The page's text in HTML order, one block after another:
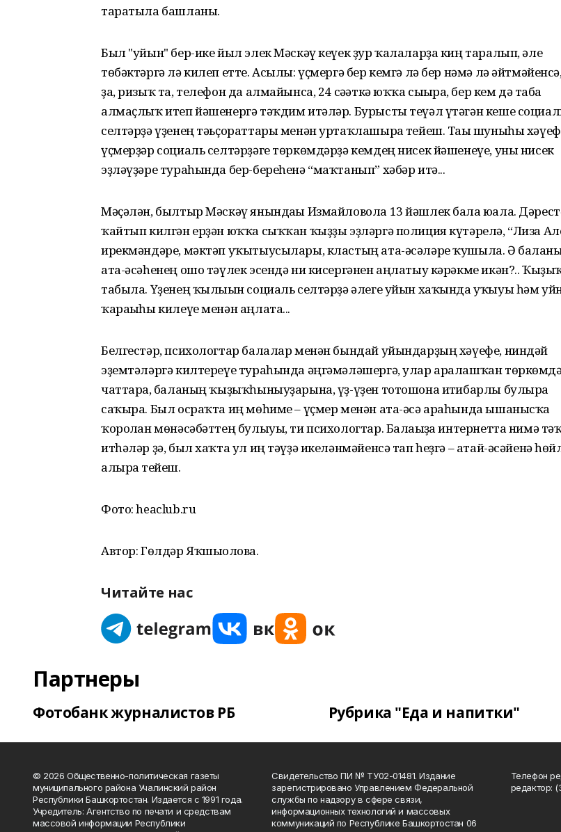
таратыла башланы.
Был "уйын" бер-ике йыл элек Мәскәү кеүек ҙур ҡалаларҙа киң таралып, әле
төбәктәргә лә килеп етте. Асылы: үҫмергә бер кемгә лә бер нәмә лә
ҙа, ризыҡ та, телефон да алмайынса, 24 сәғәткә юҡҡа сығырға, бер кем дә таба
алмаҫлыҡ итеп йәшенергә тәҡдим итәләр. Бурысты теүәл үтәгән кеше
селтәрҙә үҙенең тәьҫораттары менән уртаҡлашырға тейеш. Тағы шуныһы
үҫмерҙәр социаль селтәрҙәге төркөмдәрҙә кемдең нисек йәшенеүе, уны нисек
эҙләүҙәре тураһында бер-береһенә “маҡтанып” хәбәр итә...
Мәҫәлән, былтыр Мәскәү янындағы Измайловола 13 йәшлек бала юғала.
ҡайтып килгән ерҙән юҡҡа сыҡҡан ҡыҙҙы эҙләргә полиция күтәрелә, “Лиза
ирекмәндәре, мәктәп уҡытыусылары, кластың ата-әсәләре ҡушыла. Ә
ата-әсәһенең ошо тәүлек эсендә ни кисергәнен аңлатыу кәрәкме икән?..
табыла. Үҙенең ҡылығын социаль селтәрҙә әлеге уйын хаҡында уҡыуы һәм
ҡарағыһы килеүе менән аңлата...
Белгестәр, психологтар балалар менән бындай уйындарҙың хәүефе, ниндәй
эҙемтәләргә килтереүе тураһында әңгәмәләшергә, улар аралашҡан
чаттарға, баланың ҡыҙыҡһыныуҙарына, үҙ-үҙен тотошона иғтибарлы булырға
саҡыра. Был осраҡта иң мөһиме – үҫмер менән ата-әсә араһында ышанысҡа
ҡоролған мөнәсәбәттең булыуы, ти психологтар. Балағыҙға интернетта нимә
итһәләр ҙә, был хаҡта ул иң тәүҙә икеләнмәйенсә тап һеҙгә – атай-әсәйенә
алырға тейеш.
Фото: heaclub.ru
Автор: Гөлдәр Яҡшығолова.
Читайте нас
Партнеры
Фотобанк журналистов РБ Рубрика "Еда и напитки"
© 2026 Общественно-политическая газеты
муниципального района Учалинский район
Республики Башкортостан. Издается с 1991 года.
Учредитель: Агентство по печати и средствам
массовой информации Республики
Свидетельство ПИ № ТУ02-01481. Издание
зарегистрировано Управлением Федеральной
службы по надзору в сфере связи,
информационных технологий и массовых
коммуникаций по Республике Башкортостан 06
Телефон
редактор: